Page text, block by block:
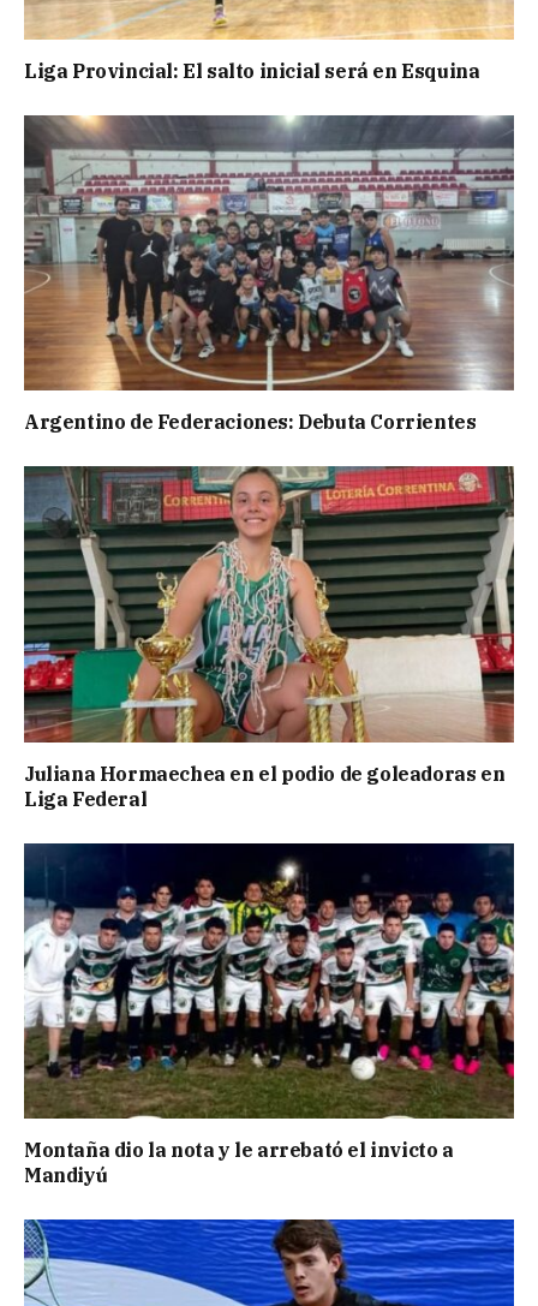
Liga Provincial: El salto inicial será en Esquina
Argentino de Federaciones: Debuta Corrientes
Juliana Hormaechea en el podio de goleadoras en
Liga Federal
Montaña dio la nota y le arrebató el invicto a
Mandiyú